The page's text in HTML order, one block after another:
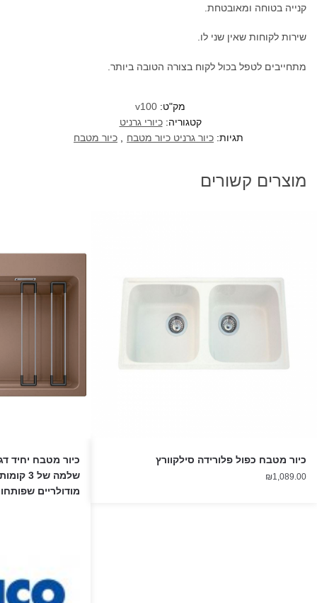
קנייה בטוחה ומאובטחת.
שירות לקוחות שאין שני לו.
מתחייבים לטפל בכול לקוח בצורה הטובה ביותר.
מק"ט: v100
קטגוריה:כיורי גרניט
תגיות: כיור גרניט כיור מטבח , כיור מטבח
מוצרים קשורים
כיור מטבח כפול פלורידה סילקוורץ
₪1,089.00
שלמה
מודולריים